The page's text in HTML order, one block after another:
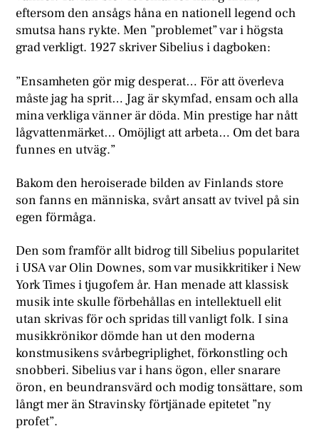
eftersom den ansågs håna en nationell legend och
smutsa hans rykte. Men ”problemet” var i högsta
grad verkligt. 1927 skriver Sibelius i dagboken:
”Ensamheten gör mig desperat… För att överleva
måste jag ha sprit… Jag är skymfad, ensam och alla
mina verkliga vänner är döda. Min prestige har nått
lågvattenmärket… Omöjligt att arbeta… Om det bara
funnes en utväg.”
Bakom den heroiserade bilden av Finlands store
son fanns en människa, svårt ansatt av tvivel på sin
egen förmåga.
Den som framför allt bidrog till Sibelius popularitet
i USA var Olin Downes, som var musikkritiker i New
York Times i tjugofem år. Han menade att klassisk
musik inte skulle förbehållas en intellektuell elit
utan skrivas för och spridas till vanligt folk. I sina
musikkrönikor dömde han ut den moderna
konstmusikens svårbegriplighet, förkonstling och
snobberi. Sibelius var i hans ögon, eller snarare
öron, en beundransvärd och modig tonsättare, som
långt mer än Stravinsky förtjänade epitetet ”ny
profet”.